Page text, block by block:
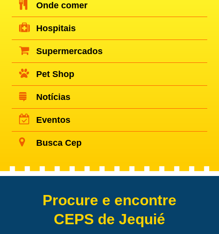
Onde comer
Hospitais
Supermercados
Pet Shop
Notícias
Eventos
Busca Cep
Procure e encontre
CEPS de Jequié